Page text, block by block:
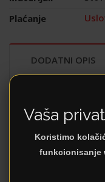
Plaćanje
DODATNI OPIS
dizajnirana za
sofisticiran
fleksibilnost,
kada je
Vaša
Koristimo
funkcionisanje